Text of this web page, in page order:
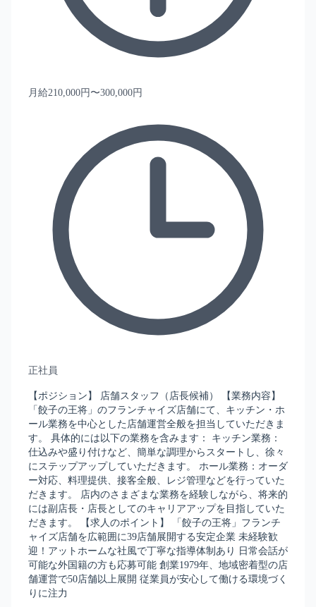
月給210,000円〜300,000円
正社員
【ポジション】 店舗スタッフ（店長候補） 【業務内容】
「餃子の王将」のフランチャイズ店舗にて、キッチン・ホ
ール業務を中心とした店舗運営全般を担当していただきま
す。 具体的には以下の業務を含みます： キッチン業務：
仕込みや盛り付けなど、簡単な調理からスタートし、徐々
にステップアップしていただきます。 ホール業務：オーダ
ー対応、料理提供、接客全般、レジ管理などを行っていた
だきます。 店内のさまざまな業務を経験しながら、将来的
には副店長・店長としてのキャリアアップを目指していた
だきます。 【求人のポイント】 「餃子の王将」フランチ
ャイズ店舗を広範囲に39店舗展開する安定企業 未経験歓
迎！アットホームな社風で丁寧な指導体制あり 日常会話が
可能な外国籍の方も応募可能 創業1979年、地域密着型の店
舗運営で50店舗以上展開 従業員が安心して働ける環境づく
りに注力